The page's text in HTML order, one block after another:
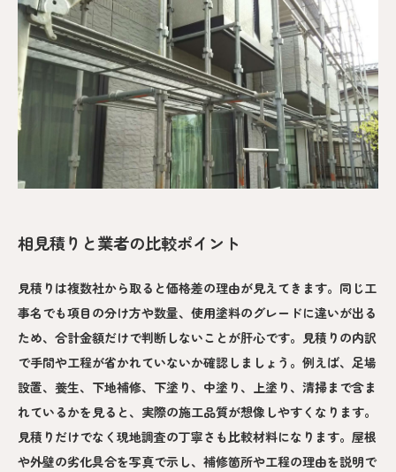
相見積りと業者の比較ポイント
見積りは複数社から取ると価格差の理由が見えてきます。同じ工
事名でも項目の分け方や数量、使用塗料のグレードに違いが出る
ため、合計金額だけで判断しないことが肝心です。見積りの内訳
で手間や工程が省かれていないか確認しましょう。例えば、足場
設置、養生、下地補修、下塗り、中塗り、上塗り、清掃まで含ま
れているかを見ると、実際の施工品質が想像しやすくなります。
見積りだけでなく現地調査の丁寧さも比較材料になります。屋根
や外壁の劣化具合を写真で示し、補修箇所や工程の理由を説明で